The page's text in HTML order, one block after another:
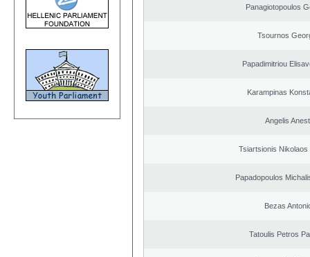
Panagiotopoulos
Tsournos
Papadimitriou
Karampinas
Angelis
Tsiartsionis Nikolaos
Papadopoulos
Bezas
Tatoulis Petros